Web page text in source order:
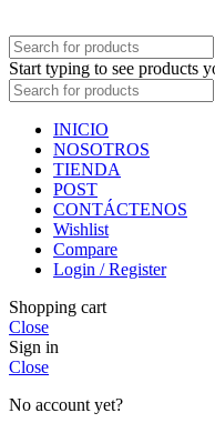
Start typing to see products
INICIO
NOSOTROS
TIENDA
POST
CONTÁCTENOS
Wishlist
Compare
Login / Register
Shopping cart
Close
Sign in
Close
No account yet?